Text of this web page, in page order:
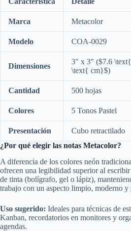
Marca Metacolor
Modelo COA-0029
Dimensiones
3″ x 3″ ($7.6
\text{ cm}$)
Cantidad 500 hojas
Colores 5 Tonos Pastel
Presentación
Cubo retractilado
¿Por qué elegir las notas Metacolor?
A diferencia de los colores neón
ofrecen una legibilidad superior al
de tinta (bolígrafo, gel o lápiz),
trabajo con un aspecto limpio, moderno y
Uso sugerido: Ideales para técnicas de
Kanban, recordatorios en monitores y
agendas.